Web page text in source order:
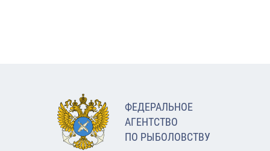
ФЕДЕРАЛЬНОЕ
АГЕНТСТВО
ПО РЫБОЛОВСТВУ